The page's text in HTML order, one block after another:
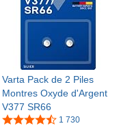
Varta Pack de 2 Piles
Montres Oxyde d'Argent
V377 SR66
1 730